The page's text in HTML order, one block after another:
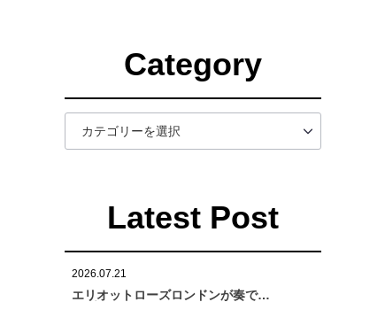
Category
Latest Post
2026.07.21
エリオットローズロンドンが奏でる